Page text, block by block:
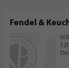
Fendel &